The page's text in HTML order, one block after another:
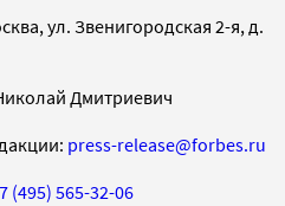
ул. Звенигородская 2-я, д.
Дмитриевич
press-release@forbes.ru
(495) 565-32-06